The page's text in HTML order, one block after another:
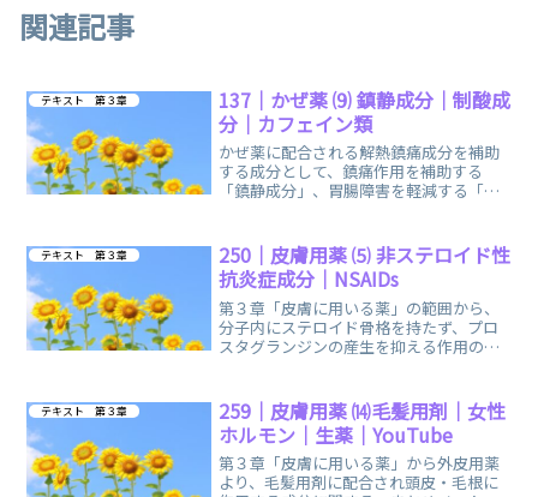
関連記事
テキスト 第３章
137｜かぜ薬 ⑼ 鎮静成分｜制酸成
分｜カフェイン類
かぜ薬に配合される解熱鎮痛成分を補助
する成分として、鎮痛作用を補助する
「鎮静成分」、胃腸障害を軽減する「制
テキスト 第３章
250｜皮膚用薬 ⑸ 非ステロイド性
抗炎症成分｜NSAIDs
第３章「皮膚に用いる薬」の範囲から、
分子内にステロイド骨格を持たず、プロ
スタグランジンの産生を抑える作用の
テキスト 第３章
259｜皮膚用薬 ⒁毛髪用剤｜女性
ホルモン｜生薬｜YouTube
第３章「皮膚に用いる薬」から外皮用薬
より、毛髪用剤に配合され頭皮・毛根に